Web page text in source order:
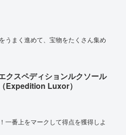
うまく進めて、宝物をたくさん集め
クスペディションルクソール
（Expedition Luxor）
一番上をマークして得点を獲得しよ